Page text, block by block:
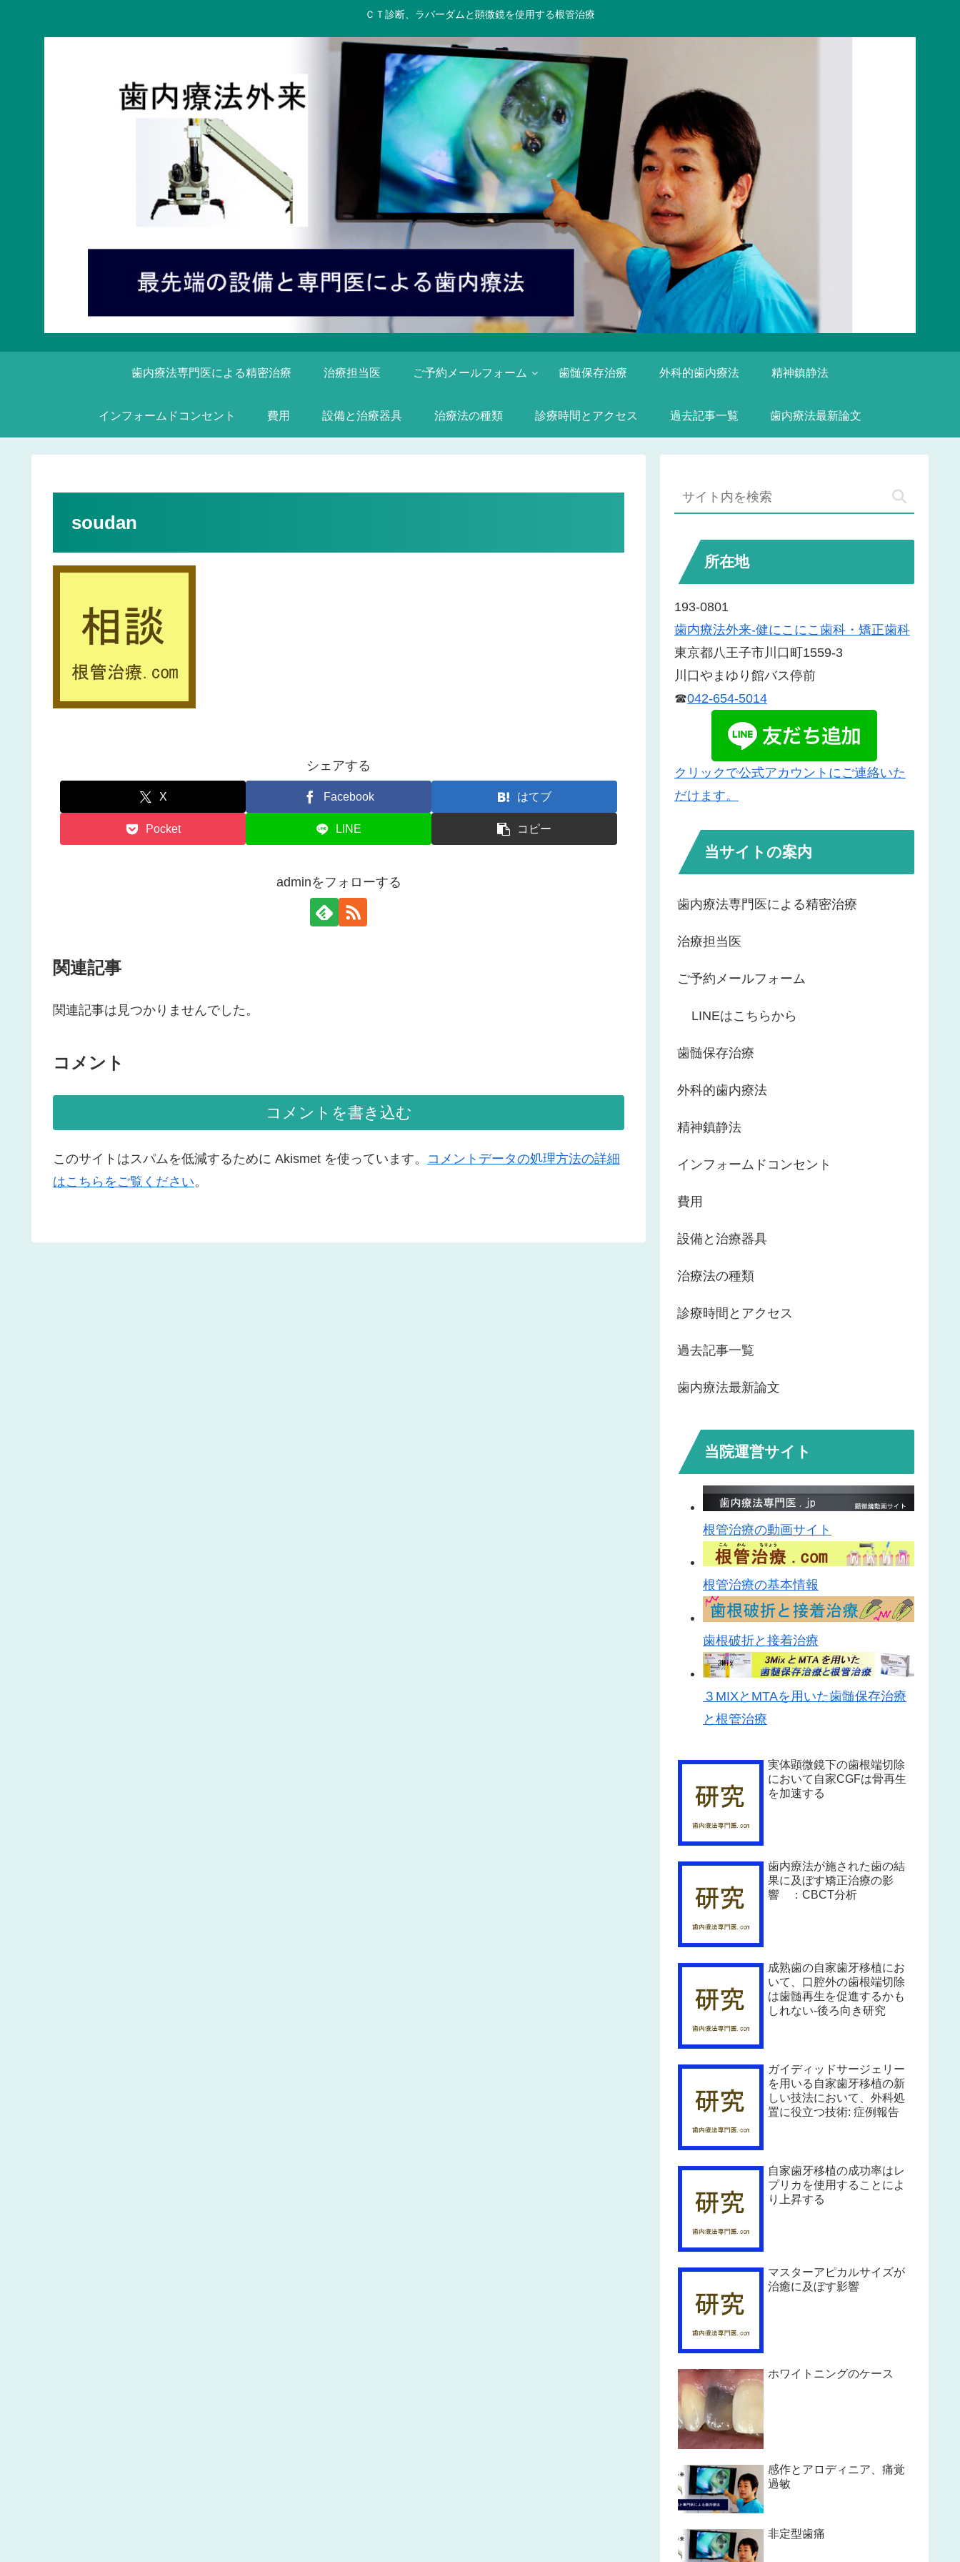
ＣＴ診断、ラバーダムと顕微鏡を使用する根管治療
歯内療法専門医による精密治療 治療担当医 ご予約メールフォーム 歯髄保存治療 外科的歯内療法 精神鎮静法
インフォームドコンセント 費用 設備と治療器具 治療法の種類 診療時間とアクセス 過去記事一覧 歯内療法最新論文
soudan
シェアする
X Facebook はてブ
Pocket LINE コピー
adminをフォローする
関連記事
関連記事は見つかりませんでした。
コメント
コメントを書き込む
このサイトはスパムを低減するために Akismet を使っています。 コメントデータの処理方法の詳細
はこちらをご覧ください。
所在地
193-0801
歯内療法外来-健にこにこ歯科・矯正歯科
東京都八王子市川口町1559-3
川口やまゆり館バス停前
☎042-654-5014
クリックで公式アカウントにご連絡いた
だけます。
当サイトの案内
歯内療法専門医による精密治療
治療担当医
ご予約メールフォーム
LINEはこちらから
歯髄保存治療
外科的歯内療法
精神鎮静法
インフォームドコンセント
費用
設備と治療器具
治療法の種類
診療時間とアクセス
過去記事一覧
歯内療法最新論文
当院運営サイト
根管治療の動画サイト
根管治療の基本情報
歯根破折と接着治療
３MIXとMTAを用いた歯髄保存治療
と根管治療
実体顕微鏡下の歯根端切除
において自家CGFは骨再生
を加速する
歯内療法が施された歯の結
果に及ぼす矯正治療の影
響 ：CBCT分析
成熟歯の自家歯牙移植にお
いて、口腔外の歯根端切除
は歯髄再生を促進するかも
しれない-後ろ向き研究
ガイディッドサージェリー
を用いる自家歯牙移植の新
しい技法において、外科処
置に役立つ技術: 症例報告
自家歯牙移植の成功率はレ
プリカを使用することによ
り上昇する
マスターアピカルサイズが
治癒に及ぼす影響
ホワイトニングのケース
感作とアロディニア、痛覚
過敏
非定型歯痛